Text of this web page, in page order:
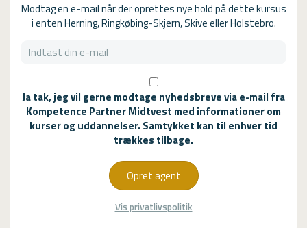
Modtag en e-mail når der oprettes nye hold på dette kursus
i enten Herning, Ringkøbing-Skjern, Skive eller Holstebro.
Ja tak, jeg vil gerne modtage nyhedsbreve via e-mail fra
Kompetence Partner Midtvest med informationer om
kurser og uddannelser. Samtykket kan til enhver tid
trækkes tilbage.
Opret agent
Vis privatlivspolitik